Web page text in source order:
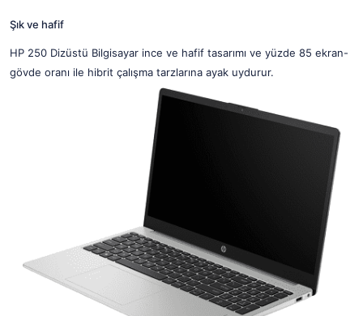
Şık ve hafif
HP 250 Dizüstü Bilgisayar ince ve hafif tasarımı ve yüzde 85 ekran-
gövde oranı ile hibrit çalışma tarzlarına ayak uydurur.